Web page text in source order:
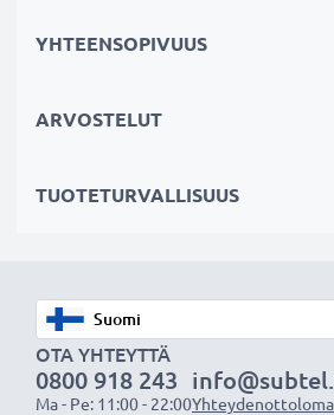
✔ Lisää värien syvyyttä, kontrastia
✔ Suojaa linssiä sateelta, pölyltä
vastavalosuojaa
✔ Vastavalosuoja muotokuva- ja
✔ Voidaan yhdistää
suojukseen tai suotimiin
YHTEENSOPIVUUS
ARVOSTELUT
TUOTETURVALLISUUS
OTA YHTEYTTÄ
0800 918 243
Ma - Pe: 11:00 - 22:00